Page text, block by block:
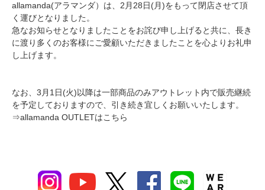
allamanda(アラマンダ）は、2月28日(月)をもって閉店させて頂
く運びとなりました。
急なお知らせとなりましたことをお詫び申し上げると共に、長き
に渡り多くのお客様にご愛顧いただきましたことを心よりお礼申
し上げます。
なお、3月1日(火)以降は一部商品のみアウトレット内で販売継続
を予定しておりますので、引き続き宜しくお願いいたします。
⇒allamanda OUTLETはこちら